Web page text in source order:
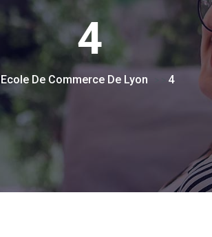
4
Ecole De Commerce De Lyon 4